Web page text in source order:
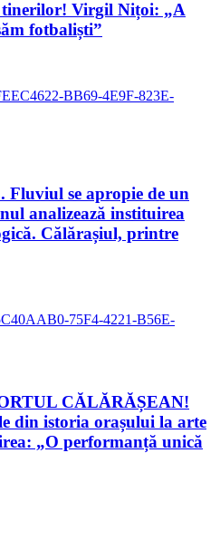
tinerilor! Virgil Nițoi: „A
fotbaliști”
se apropie de un
analizează instituirea
Călărașiul, printre
CĂLĂRĂȘEAN!
din istoria orașului la arte
„O performanță unică